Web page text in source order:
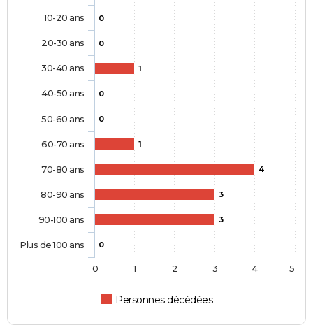
0
0
1
0
0
1
4
3
3
0
Personnes décédées
10-20 ans
20-30 ans
30-40 ans
40-50 ans
50-60 ans
60-70 ans
70-80 ans
80-90 ans
90-100 ans
Plus de 100 ans
0 1 2 3 4 5